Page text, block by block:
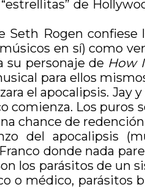
de
Seth Rogen
en sí) como
su personaje de How
para ellos
el apocalipsis. Jay
Los puros
chance de
del apocalipsis
donde nada
los parásitos de un
o médico,